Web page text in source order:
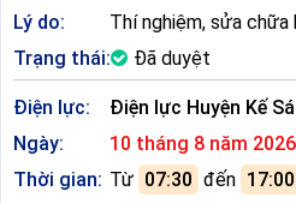
Lý do:
Thí nghiệm, sửa chữa
Trạng thái:
Đã duyệt
Điện lực:
Điện lực Huyện Kế
Ngày:
10 tháng 8 năm 2026
Thời gian: Từ 07:30 đến 17:00